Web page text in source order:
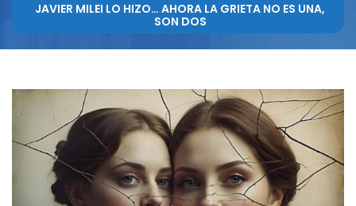
JAVIER MILEI LO HIZO… AHORA LA GRIETA NO ES UNA,
SON DOS